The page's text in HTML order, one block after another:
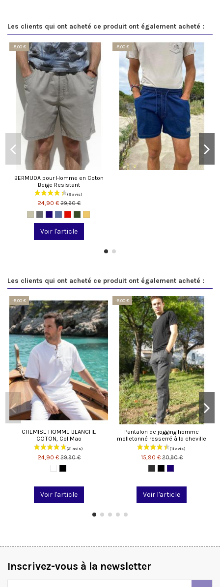
Les clients qui ont acheté ce produit ont également acheté :
-5,00 €
BERMUDA pour Homme en Coton
Beige Resistant
24,90 €29,90 €
Voir l'article
-5,00 €
Les clients qui ont acheté ce produit ont également acheté :
-5,00 €
CHEMISE HOMME BLANCHE
COTON, Col Mao
24,90 €29,90 €
Voir l'article
-5,00 €
Pantalon de jogging homme
molletonné resserré à la cheville
15,90 € 20,90 €
Voir l'article
Inscrivez-vous à la newsletter